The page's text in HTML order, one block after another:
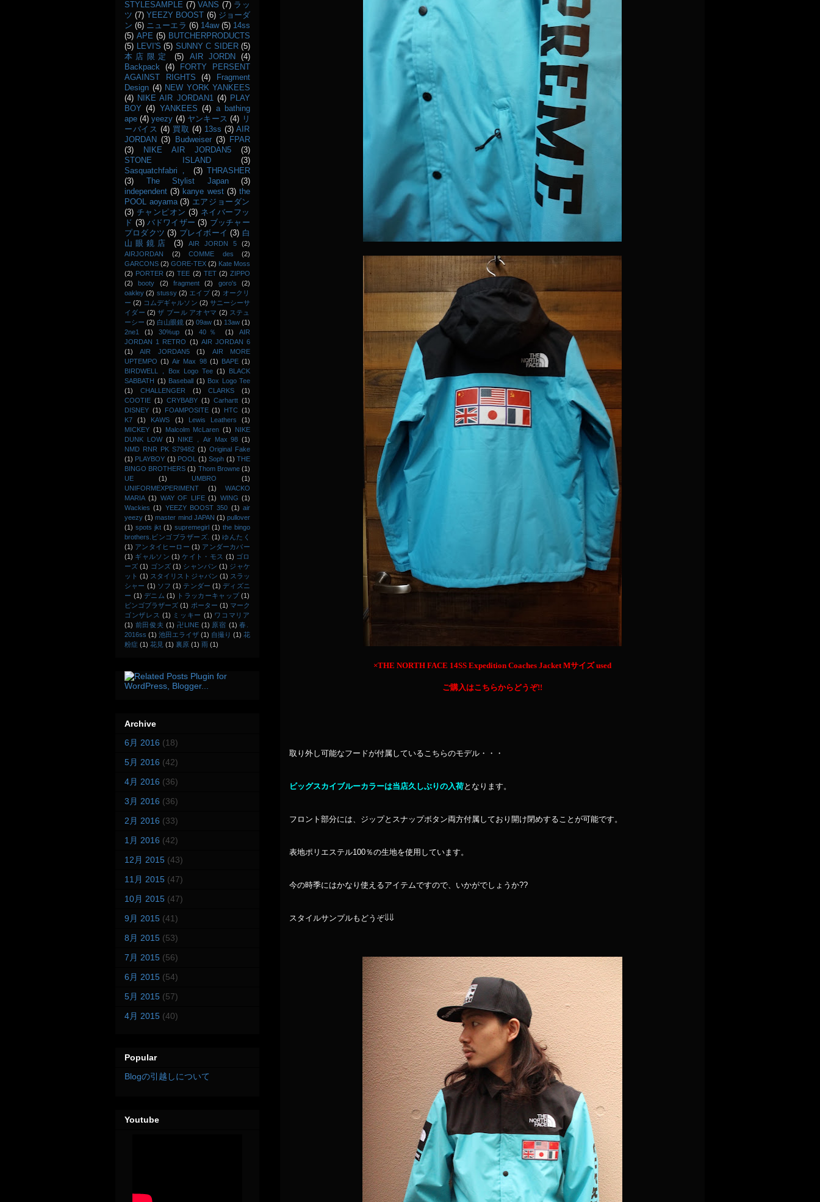
×THE NORTH FACE 14SS Expedition Coaches Jacket Mサイズ used
ご購入はこちらからどうぞ!!
取り外し可能なフードが付属しているこちらのモデル・・・
ビッグスカイブルーカラーは当店久しぶりの入荷となります。
フロント部分には、ジップとスナップボタン両方付属しており開け閉めすることが可能です。
表地ポリエステル100％の生地を使用しています。
今の時季にはかなり使えるアイテムですので、いかがでしょうか??
スタイルサンプルもどうぞ⇓⇓
STYLESAMPLE (7) VANS (7) ラッ
ツ (7) YEEZY BOOST (6) ジョーダ
ン (6) ニューエラ (6) 14aw (5) 14ss
(5) APE (5) BUTCHERPRODUCTS
(5) LEVI'S (5) SUNNY C SIDER (5)
本店限定
(5) AIR JORDN
(4)
Backpack
(4)
FORTY PERSENT
AGAINST RIGHTS
(4)
Fragment
Design (4) NEW YORK YANKEES
(4) NIKE AIR JORDAN1 (4) PLAY
BOY
(4) YANKEES (4) a bathing
ape (4) yeezy (4) ヤンキース (4) リ
ーバイス (4) 買取 (4) 13ss (3) AIR
JORDAN (3) Budweiser (3)
FPAR
(3)
NIKE AIR JORDAN5
(3)
STONE ISLAND
(3)
Sasquatchfabri，
(3)
THRASHER
(3)
The Stylist Japan
(3)
independent (3) kanye west (3) the
POOL aoyama (3) エアジョーダン
(3) チャンピオン (3) ネイバーフッ
ド (3) バドワイザー (3) ブッチャー
プロダクツ (3) プレイボーイ (3) 白
山眼鏡店
(3) AIR JORDN 5
(2)
AIRJORDAN
(2) COMME des
(2)
GARCONS (2) GORE-TEX (2) Kate Moss
(2) PORTER (2) TEE (2) TET (2) ZIPPO
(2)
booty (2) fragment (2) goro's
(2)
oakley (2) stussy (2) エイプ (2) オークリ
ー (2) コムデギャルソン (2) サニーシーサ
イダー (2) ザ プール アオヤマ (2) ステュ
ーシー (2) 白山眼鏡 (2) 09aw (1) 13aw (1)
2ne1
(1) 30%up (1) 40％ (1)
AIR
JORDAN 1 RETRO (1) AIR JORDAN 6
(1)
AIR JORDAN5 (1)
AIR MORE
UPTEMPO (1) Air Max 98 (1) BAPE (1)
BIRDWELL，Box Logo Tee (1)
BLACK
SABBATH (1) Baseball (1) Box Logo Tee
(1)
CHALLENGER (1) CLARKS
(1)
COOTIE (1) CRYBABY (1) Carhartt (1)
DISNEY (1) FOAMPOSITE (1) HTC (1)
K7
(1) KAWS (1) Lewis Leathers
(1)
MICKEY (1) Malcolm McLaren (1)
NIKE
DUNK LOW (1) NIKE，Air Max 98 (1)
NMD RNR PK S79482 (1) Original Fake
(1) PLAYBOY (1) POOL (1) Soph (1) THE
BINGO BROTHERS (1) Thom Browne (1)
UE
(1) UMBRO
(1)
UNIFORMEXPERIMENT
(1)
WACKO
MARIA (1) WAY OF LIFE (1) WING (1)
Wackies (1) YEEZY BOOST 350 (1) air
yeezy (1) master mind JAPAN (1) pullover
(1) spots jkt (1) supremegirl (1) the bingo
brothers.ビンゴブラザーズ. (1) ゆんたく
(1) アンタイヒーロー (1) アンダーカバー
(1) ギャルソン (1) ケイト・モス (1) ゴロ
ーズ (1) ゴンズ (1) シャンパン (1) ジャケ
ット (1) スタイリストジャパン (1) スラッ
シャー (1) ソフ (1) テンダー (1) ディズニ
ー (1) デニム (1) トラッカーキャップ (1)
ビンゴブラザーズ (1) ポーター (1) マーク
ゴンザレス (1) ミッキー (1) ワコマリア
(1) 前田俊夫 (1) 卍LINE (1) 原宿 (1) 春.
2016ss (1) 池田エライザ (1) 自撮り (1) 花
粉症 (1) 花見 (1) 裏原 (1) 雨 (1)
Archive
6月 2016 (18)
5月 2016 (42)
4月 2016 (36)
3月 2016 (36)
2月 2016 (33)
1月 2016 (42)
12月 2015 (43)
11月 2015 (47)
10月 2015 (47)
9月 2015 (41)
8月 2015 (53)
7月 2015 (56)
6月 2015 (54)
5月 2015 (57)
4月 2015 (40)
Popular
Blogの引越しについて
Youtube